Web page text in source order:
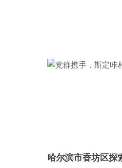
哈尔滨市香坊区探